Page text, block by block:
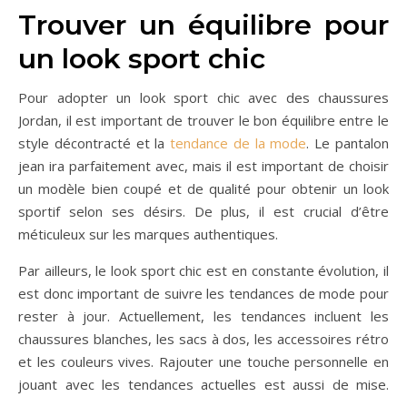
Trouver un équilibre pour
un look sport chic
Pour adopter un look sport chic avec des chaussures
Jordan, il est important de trouver le bon équilibre entre le
style décontracté et latendance de la mode. Le pantalon
jean ira parfaitement avec, mais il est important de choisir
un modèle bien coupé et de qualité pour obtenir un look
sportif selon ses désirs. De plus, il est crucial d’être
méticuleux sur les marques authentiques.
Par ailleurs, le look sport chic est en constante évolution, il
est donc important de suivre les tendances de mode pour
rester à jour. Actuellement, les tendances incluent les
chaussures blanches, les sacs à dos, les accessoires rétro
et les couleurs vives. Rajouter une touche personnelle en
jouant avec les tendances actuelles est aussi de mise.